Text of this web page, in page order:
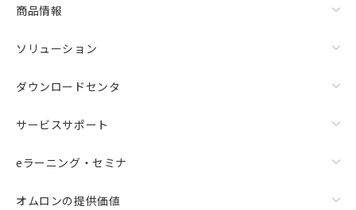
商品情報
ソリューション
ダウンロードセンタ
サービスサポート
eラーニング・セミナ
オムロンの提供価値